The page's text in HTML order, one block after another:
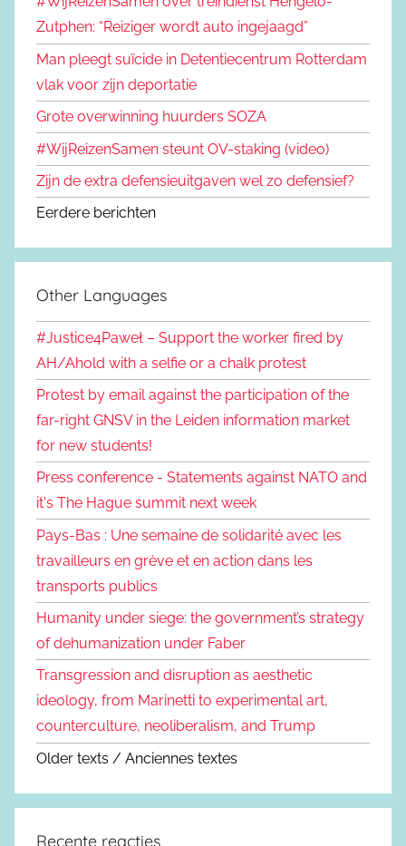
Zutphen: “Reiziger wordt auto ingejaagd”
Man pleegt suïcide in Detentiecentrum Rotterdam
vlak voor zijn deportatie
Grote overwinning huurders SOZA
#WijReizenSamen steunt OV-staking (video)
Zijn de extra defensieuitgaven wel zo defensief?
Eerdere berichten
Other Languages
#Justice4Paweł – Support the worker fired by
AH/Ahold with a selfie or a chalk protest
Protest by email against the participation of the
far-right GNSV in the Leiden information market
for new students!
Press conference - Statements against NATO and
it's The Hague summit next week
Pays-Bas : Une semaine de solidarité avec les
travailleurs en grève et en action dans les
transports publics
Humanity under siege: the government’s strategy
of dehumanization under Faber
Transgression and disruption as aesthetic
ideology, from Marinetti to experimental art,
counterculture, neoliberalism, and Trump
Older texts / Anciennes textes
Recente reacties